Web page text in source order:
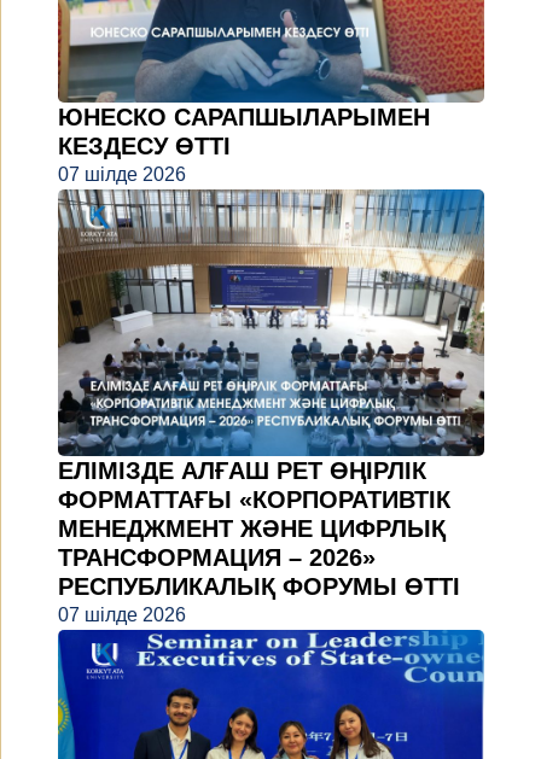
ЮНЕСКО САРАПШЫЛАРЫМЕН
КЕЗДЕСУ ӨТТІ
07 шілде 2026
ЕЛІМІЗДЕ АЛҒАШ РЕТ ӨҢІРЛІК
ФОРМАТТАҒЫ «КОРПОРАТИВТІК
МЕНЕДЖМЕНТ ЖӘНЕ ЦИФРЛЫҚ
ТРАНСФОРМАЦИЯ – 2026»
РЕСПУБЛИКАЛЫҚ ФОРУМЫ ӨТТІ
07 шілде 2026